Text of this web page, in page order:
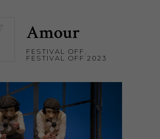
Amour
FESTIVAL OFF ,
FESTIVAL OFF 2023